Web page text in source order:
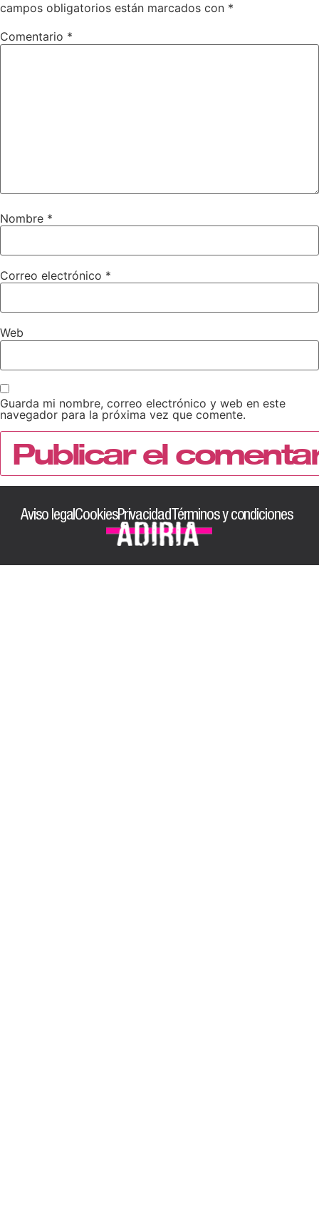
campos obligatorios están marcados con *
Comentario *
Nombre *
Correo electrónico *
Web
Guarda mi nombre, correo electrónico y web en este
navegador para la próxima vez que comente.
Aviso legalCookiesPrivacidadTérminos y condiciones